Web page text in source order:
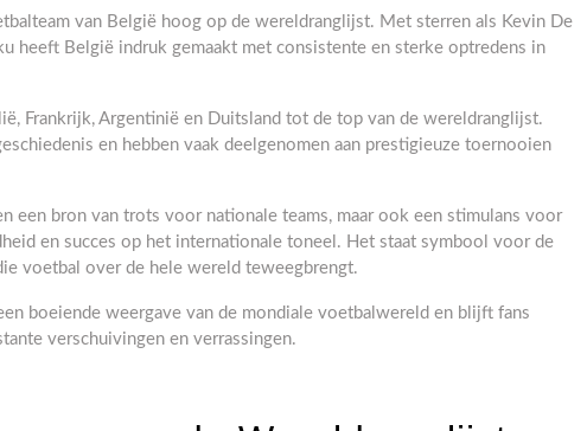
van België hoog op de wereldranglijst. Met sterren als Kevin De
heeft België indruk gemaakt met consistente en sterke optredens in
Frankrijk, Argentinië en Duitsland tot de top van de wereldranglijst.
en hebben vaak deelgenomen aan prestigieuze toernooien
een bron van trots voor nationale teams, maar ook een stimulans voor
en succes op het internationale toneel. Het staat symbool voor de
voetbal over de hele wereld teweegbrengt.
boeiende weergave van de mondiale voetbalwereld en blijft fans
verschuivingen en verrassingen.